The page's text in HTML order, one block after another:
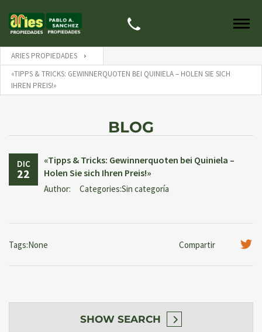
ARIES PROPIEDADES
«TIPPS & TRICKS: GEWINNERQUOTEN BEI QUINIELA – HOLEN SIE SICH
IHREN PREIS!»
BLOG
DIC
22
«Tipps & Tricks: Gewinnerquoten bei Quiniela –
Holen Sie sich Ihren Preis!»
Author: Categories:Sin categoría
Compartir
Tags:None
SHOW SEARCH